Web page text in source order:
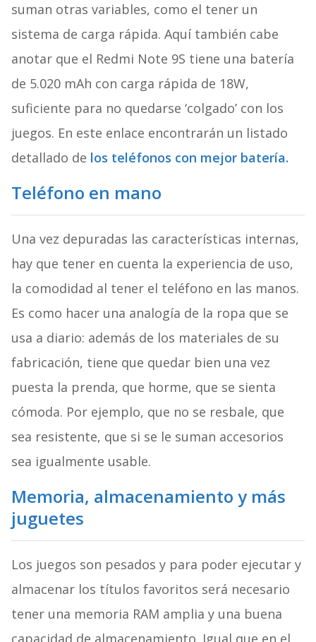
suman otras variables, como el tener un
sistema de carga rápida. Aquí también cabe
anotar que el Redmi Note 9S tiene una batería
de 5.020 mAh con carga rápida de 18W,
suficiente para no quedarse ‘colgado’ con los
juegos. En este enlace encontrarán un listado
detallado de los teléfonos con mejor batería.
Teléfono en mano
Una vez depuradas las características internas,
hay que tener en cuenta la experiencia de uso,
la comodidad al tener el teléfono en las manos.
Es como hacer una analogía de la ropa que se
usa a diario: además de los materiales de su
fabricación, tiene que quedar bien una vez
puesta la prenda, que horme, que se sienta
cómoda. Por ejemplo, que no se resbale, que
sea resistente, que si se le suman accesorios
sea igualmente usable.
Memoria, almacenamiento y más
juguetes
Los juegos son pesados y para poder ejecutar y
almacenar los títulos favoritos será necesario
tener una memoria RAM amplia y una buena